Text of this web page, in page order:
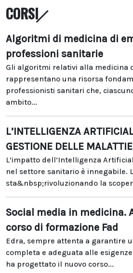
CORSI
Algoritmi di medicina di
professioni sanitarie
Gli algoritmi relativi alla medicina
rappresentano una risorsa
professionisti sanitari che,
ambito...
L’INTELLIGENZA
GESTIONE DELLE
L’impatto dell’Intelligenza
nel settore sanitario è innegabile.
sta&nbsp;rivoluzionando la
Social media in medicina.
corso di formazione Fad
Edra, sempre attenta a garantire
completa e adeguata alle
ha progettato il nuovo corso...